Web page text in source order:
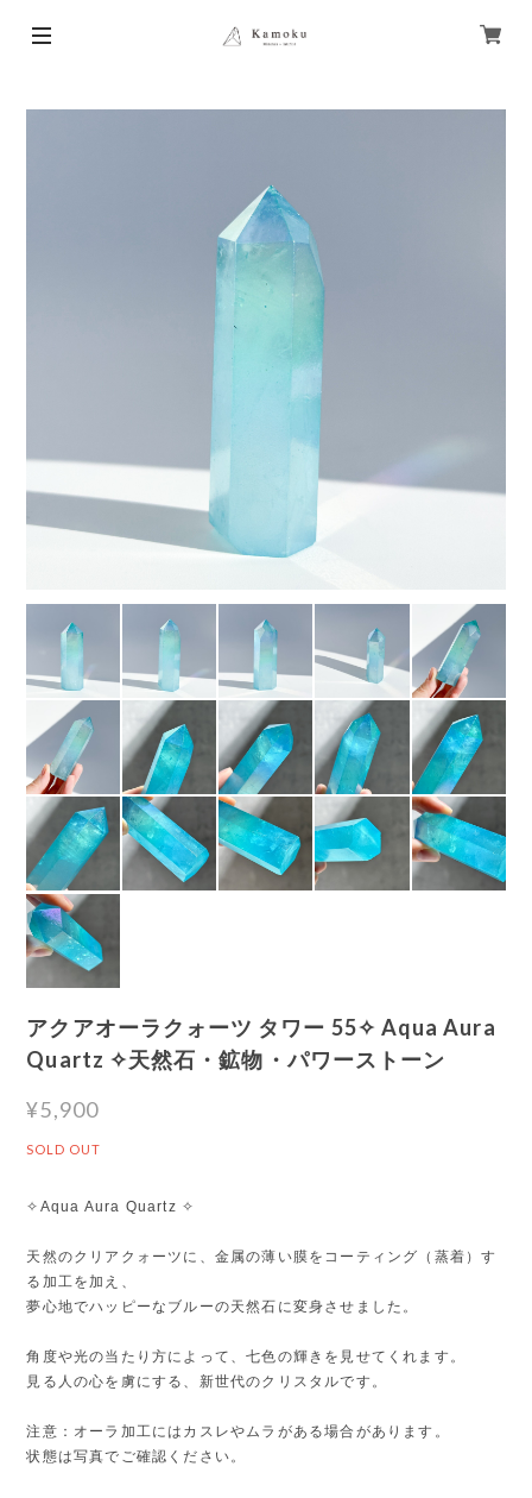
アクアオーラクォーツ タワー 55✧ Aqua Aura
Quartz ✧天然石・鉱物・パワーストーン
¥5,900
SOLD OUT
✧Aqua Aura Quartz ✧
天然のクリアクォーツに、金属の薄い膜をコーティング（蒸着）す
る加工を加え、
夢心地でハッピーなブルーの天然石に変身させました。
角度や光の当たり方によって、七色の輝きを見せてくれます。
見る人の心を虜にする、新世代のクリスタルです。
注意：オーラ加工にはカスレやムラがある場合があります。
状態は写真でご確認ください。